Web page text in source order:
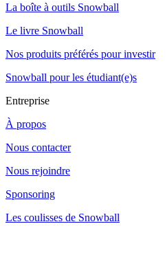
La boîte à outils Snowball
Le livre Snowball
Nos produits préférés pour investir
Snowball pour les étudiant(e)s
Entreprise
À propos
Nous contacter
Nous rejoindre
Sponsoring
Les coulisses de Snowball